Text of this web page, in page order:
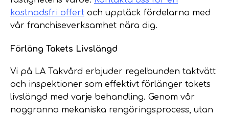
kostnadsfri offert och upptäck fördelarna med
vår franchiseverksamhet nära dig.
Förläng Takets Livslängd
Vi på LA Takvård erbjuder regelbunden taktvätt
och inspektioner som effektivt förlänger takets
livslängd med varje behandling. Genom vår
noggranna mekaniska rengöringsprocess, utan